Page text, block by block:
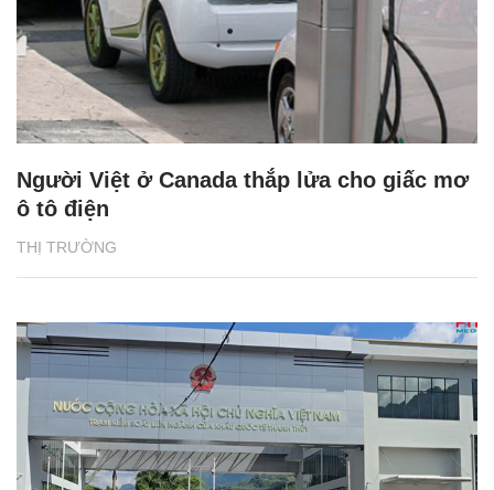
THỊ TRƯỜNG
Người Việt ở Canada thắp lửa cho giấc mơ
ô tô điện